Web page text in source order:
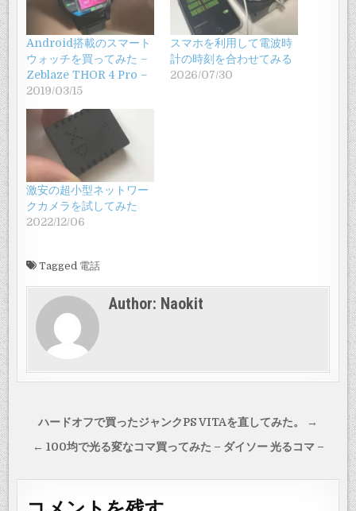
Android搭載のスマート
ウォッチを買ってみた –
Zeblaze THOR 4 Pro –
2019/03/15
スマホを利用して電波時
計の時刻を合わせてみる
2026/07/30
激安の超小型ネットワー
クカメラを試してみた
2022/12/06
Tagged 電話
Author: Naokit
投
稿
ハードオフで買ったジャンクPS VITAを直してみた。 →
← 100均で光る変なコマ買ってみた – ダイソー 光るコマ –